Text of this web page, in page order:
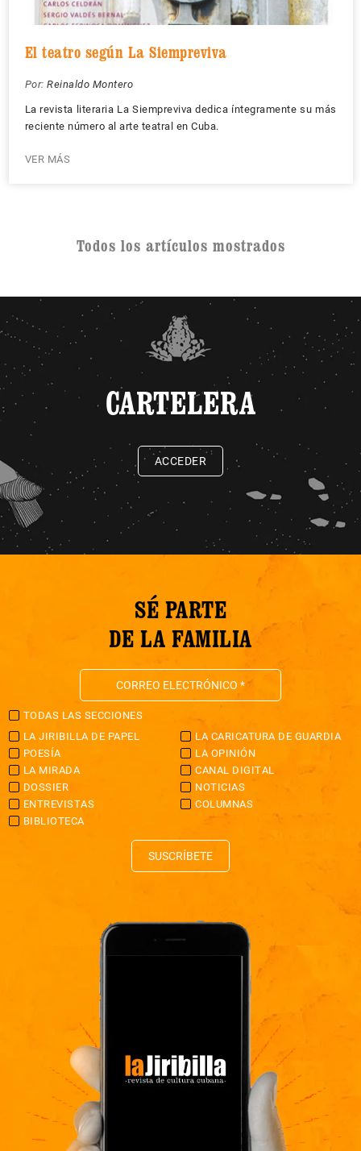
El teatro según La Siempreviva
Por: Reinaldo Montero
La revista literaria La Siempreviva dedica íntegramente su más
reciente número al arte teatral en Cuba.
VER MÁS
Todos los artículos mostrados
CARTELERA
ACCEDER
SÉ PARTE
DE LA FAMILIA
TODAS LAS SECCIONES
LA JIRIBILLA DE PAPEL
LA CARICATURA DE GUARDIA
POESÍA
LA OPINIÓN
LA MIRADA
CANAL DIGITAL
DOSSIER
NOTICIAS
ENTREVISTAS
COLUMNAS
BIBLIOTECA
SUSCRÍBETE